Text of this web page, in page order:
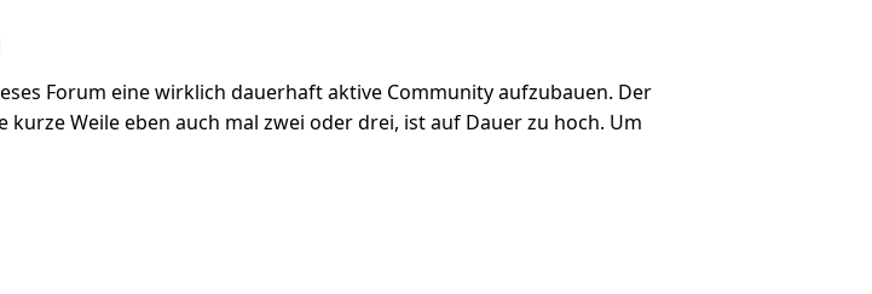
Forum eine wirklich dauerhaft aktive Community aufzubauen. Der
Weile eben auch mal zwei oder drei, ist auf Dauer zu hoch. Um